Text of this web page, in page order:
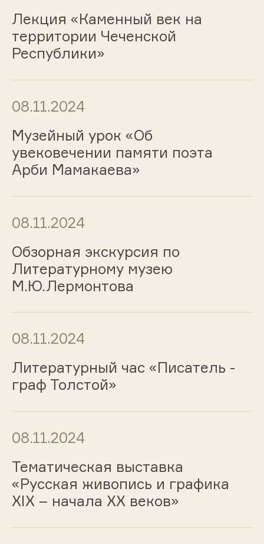
Лекция «Каменный век на
территории Чеченской
Республики»
08.11.2024
Музейный урок «Об
увековечении памяти поэта
Арби Мамакаева»
08.11.2024
Обзорная экскурсия по
Литературному музею
М.Ю.Лермонтова
08.11.2024
Литературный час «Писатель -
граф Толстой»
08.11.2024
Тематическая выставка
«Русская живопись и графика
ХIХ – начала ХХ веков»